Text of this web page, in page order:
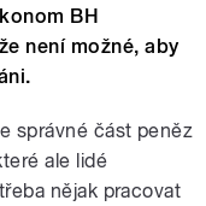
BH
není možné, aby
správné část peněz
ale lidé
nějak pracovat